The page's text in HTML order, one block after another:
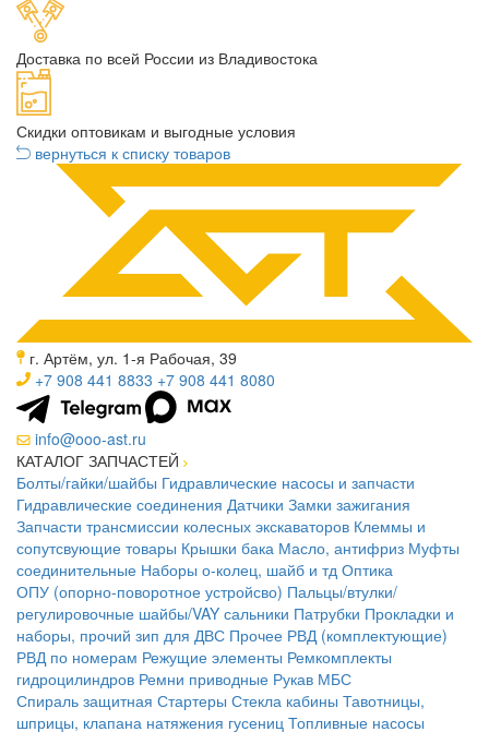
Доставка по всей России из Владивостока
Скидки оптовикам и выгодные условия
вернуться к списку товаров
г. Артём, ул. 1-я Рабочая, 39
+7 908 441 8833 +7 908 441 8080
info@ooo-ast.ru
КАТАЛОГ ЗАПЧАСТЕЙ
Болты/гайки/шайбы Гидравлические насосы и запчасти
Гидравлические соединения Датчики Замки зажигания
Запчасти трансмиссии колесных экскаваторов Клеммы и
сопутсвующие товары Крышки бака Масло, антифриз Муфты
соединительные Наборы о-колец, шайб и тд Оптика
ОПУ (опорно-поворотное устройсво) Пальцы/втулки/
регулировочные шайбы/VAY сальники Патрубки Прокладки и
наборы, прочий зип для ДВС Прочее РВД (комплектующие)
РВД по номерам Режущие элементы Ремкомплекты
гидроцилиндров Ремни приводные Рукав МБС
Спираль защитная Стартеры Стекла кабины Тавотницы,
шприцы, клапана натяжения гусениц Топливные насосы